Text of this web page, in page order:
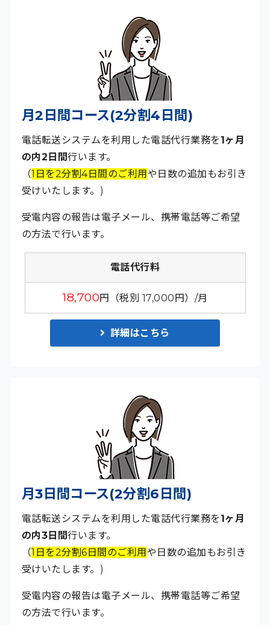
月2日間コース(2分割4日間)
電話転送システムを利用した電話代行業務を 1ヶ月
の内2日間行います。
（1日を2分割4日間のご利用や日数の追加もお引き
受けいたします。)
受電内容の報告は電子メール、携帯電話等ご希望
の方法で行います。
電話代行料
18,700円（税別 17,000円）/月
詳細はこちら
月3日間コース(2分割6日間)
電話転送システムを利用した電話代行業務を 1ヶ月
の内3日間行います。
（1日を2分割6日間のご利用や日数の追加もお引き
受けいたします。)
受電内容の報告は電子メール、携帯電話等ご希望
の方法で行います。